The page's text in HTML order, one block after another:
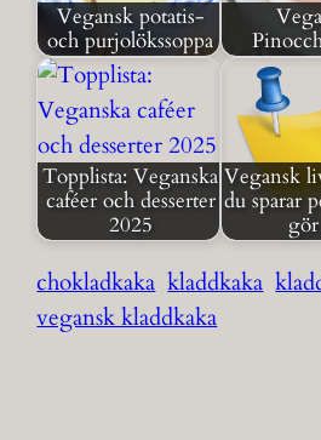
Vegansk potatis-
och purjolökssoppa
Topplista: Veganska
caféer och desserter
2025
Vegansk
du sparar
chokladkaka kladdkaka
vegansk kladdkaka